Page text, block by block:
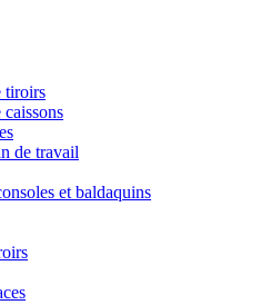
tiroirs
caissons
de travail
et baldaquins